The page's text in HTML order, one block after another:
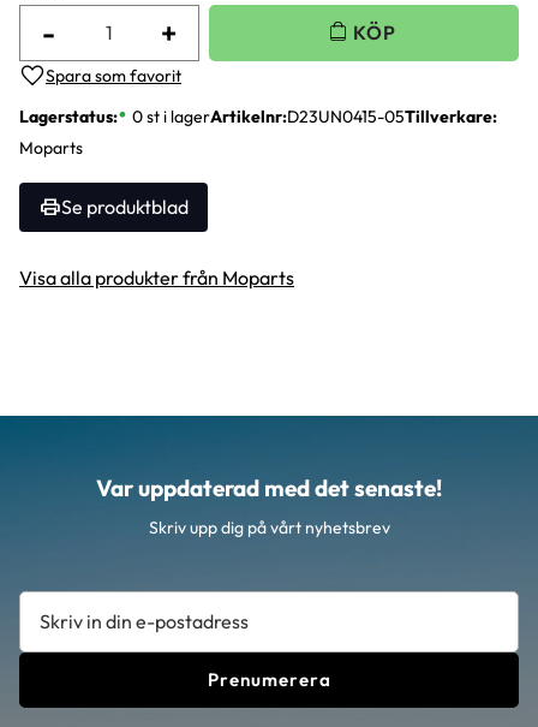
+
-
Lägg till i favoriter
Lagerstatus 0 st i lagerArtikelnr D23UN0415-05Tillverkare
Moparts
Se produktblad
Visa alla produkter från Moparts
Var uppdaterad med det senaste!
Skriv upp dig på vårt nyhetsbrev
Prenumerera